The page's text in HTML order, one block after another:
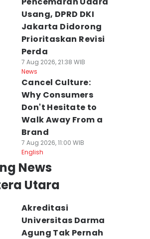
Usang, DPRD DKI
Jakarta Didorong
Prioritaskan Revisi
Perda
7 Aug 2026, 21:38 WIB
News
Cancel Culture:
Why Consumers
Don't Hesitate to
Walk Away From a
Brand
7 Aug 2026, 11:00 WIB
English
News
Utara
Akreditasi
Universitas Darma
Agung Tak Pernah